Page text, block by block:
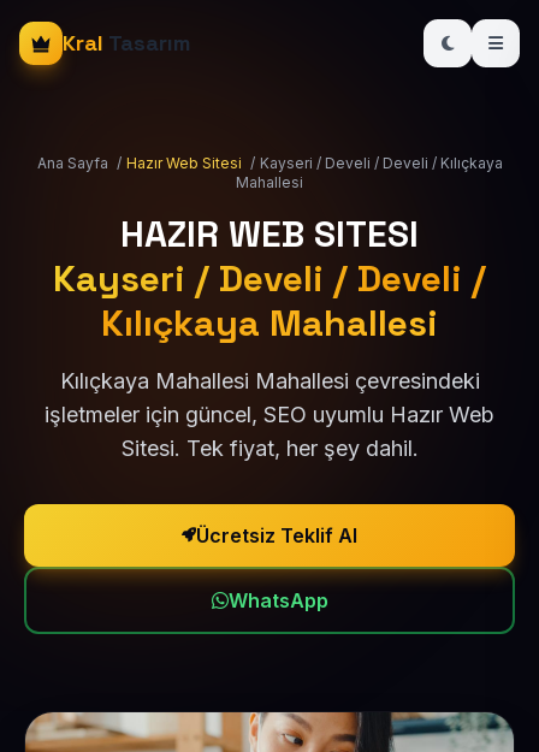
Kral Tasarım
Ana Sayfa / Hazır Web Sitesi / Kayseri / Develi / Develi / Kılıçkaya
Mahallesi
HAZIR WEB SITESI
Kayseri / Develi / Develi /
Kılıçkaya Mahallesi
Kılıçkaya Mahallesi Mahallesi çevresindeki
işletmeler için güncel, SEO uyumlu Hazır Web
Sitesi. Tek fiyat, her şey dahil.
Ücretsiz Teklif Al
WhatsApp